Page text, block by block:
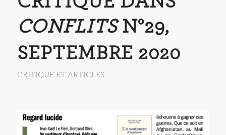
CONFLITSN°29,
SEPTEMBRE 2020
CRITIQUE ET ARTICLES